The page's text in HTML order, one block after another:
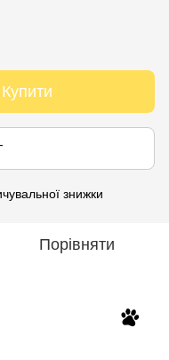
Купити
знижки
Порівняти